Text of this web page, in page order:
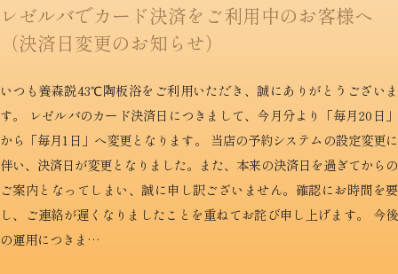
レゼルバでカード決済をご利用中のお客様へ
（決済日変更のお知らせ）
いつも養森説43℃陶板浴をご利用いただき、誠にありがとうございま
す。 レゼルバのカード決済日につきまして、今月分より「毎月20日」
から「毎月1日」へ変更となります。 当店の予約システムの設定変更に
伴い、決済日が変更となりました。また、本来の決済日を過ぎてからの
ご案内となってしまい、誠に申し訳ございません。確認にお時間を要
し、ご連絡が遅くなりましたことを重ねてお詫び申し上げます。 今後
の運用につきま…